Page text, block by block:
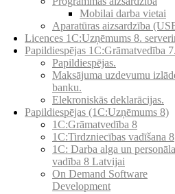
Mobilai darba vietai
Aparatūras aizsardzība
Licences 1C:Uzņēmums 8.
Papildiespējas 1C:Grāmatvedība
Papildiespējas.
Maksājuma uzdevumu
banku.
Elekroniskās deklarācijas.
Papildiespējas (1C:Uzņēmums 8)
1C:Grāmatvedība 8
1C:Tirdzniecības vadīšana 8
1С: Darba alga un personāla
vadība 8 Latvijai
On Demand Software
Development